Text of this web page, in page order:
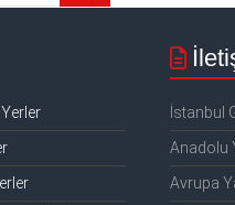
İstanbul
Anadolu
Avrupa